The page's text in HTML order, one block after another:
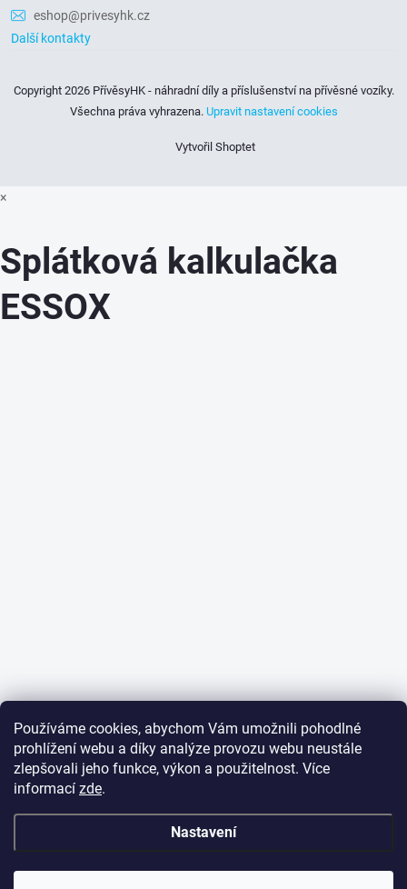
Používáme cookies, abychom Vám umožnili pohodlné
prohlížení webu a díky analýze provozu webu neustále
zlepšovali jeho funkce, výkon a použitelnost. Více
informací zde.
Nastavení
eshop@privesyhk.cz
Další kontakty
Vytvořil Shoptet
Copyright 2026 PřívěsyHK - náhradní díly a příslušenství na přívěsné vozíky.
Všechna práva vyhrazena. Upravit nastavení cookies
×
Splátková kalkulačka
ESSOX